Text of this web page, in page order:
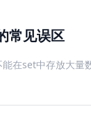
常见误区
在set中存放大量